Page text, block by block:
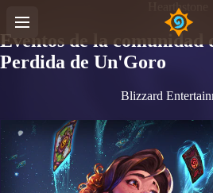
Hearthstone
Eventos de la comunidad
Perdida de Un'Goro
Blizzard